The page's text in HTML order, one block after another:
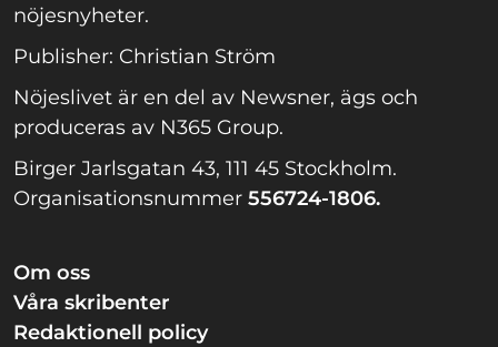
nöjesnyheter.
Publisher: Christian Ström
Nöjeslivet är en del av Newsner, ägs och
produceras av N365 Group.
Birger Jarlsgatan 43, 111 45 Stockholm.
Organisationsnummer 556724-1806.
Om oss
Våra skribenter
Redaktionell policy